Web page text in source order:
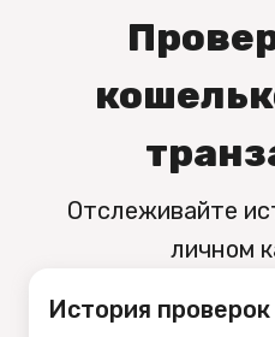
Отслеживайте
личном
История проверок